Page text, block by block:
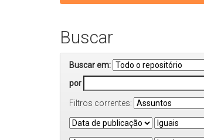
Buscar
Buscar em:
por
Filtros correntes: